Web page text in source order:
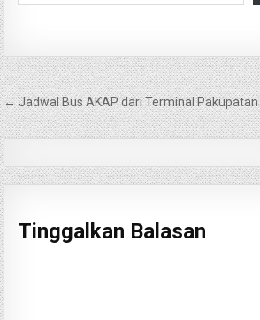
Navigasi
pos
← Jadwal Bus AKAP dari Terminal Pakupatan
Tinggalkan Balasan